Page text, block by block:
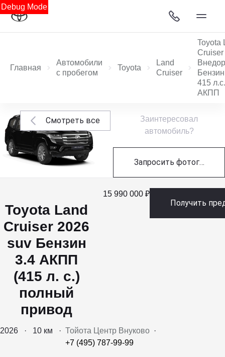
Debug Mode
Главная
Автомобили
с пробегом
Toyota
Land
Cruiser
Toyota
Cruiser
415 л.с.
АКПП
Смотреть все
Заинтересовал
автомобиль?
Запросить фотографии
Toyota Land
Cruiser 2026
suv Бензин
3.4 АКПП
(415 л. с.)
полный
привод
15 990 000 ₽
2026 · 10 км · Тойота Центр Внуково ·
+7 (495) 787-99-99
Получить